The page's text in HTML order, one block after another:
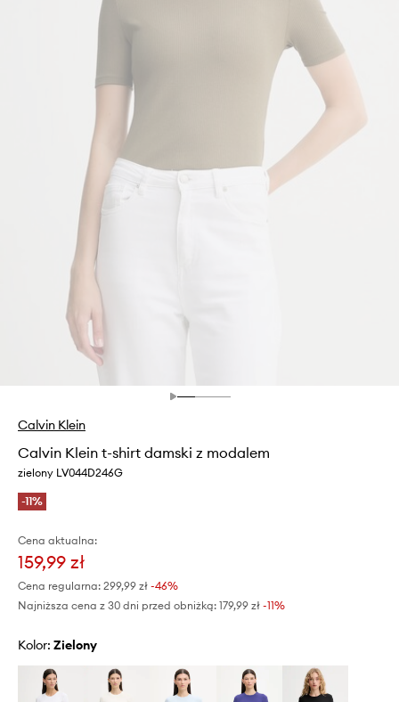
Calvin Klein
Calvin Klein t-shirt damski z modalem
zielony LV044D246G
-11%
Cena aktualna:
159,99 zł
Cena regularna: 299,99 zł -46%
Najniższa cena z 30 dni przed obniżką: 179,99 zł -11%
Kolor: zielony